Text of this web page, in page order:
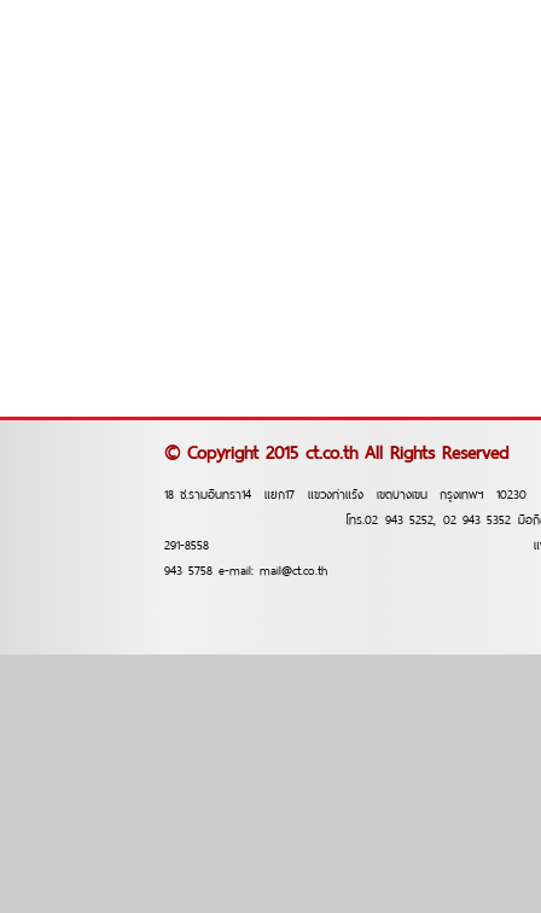
© Copyright 2015 ct.co.th All Rights Reserved
18 ซ.รามอินทรา14 แยก17 แขวงท่าแร้ง เขตบางเขน กรุงเทพฯ
โทร.02 943 5252, 02 943 5352 มือถือ
291-8558 แฟ็กซ์
943 5758 e-mail: mail@ct.co.th